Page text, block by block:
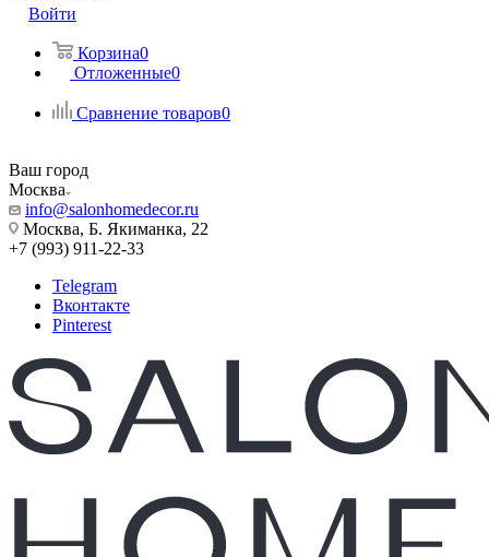
Войти
Корзина0
Отложенные0
Сравнение товаров0
Ваш город
Москва
info@salonhomedecor.ru
Москва, Б. Якиманка, 22
+7 (993) 911-22-33
Telegram
Вконтакте
Pinterest